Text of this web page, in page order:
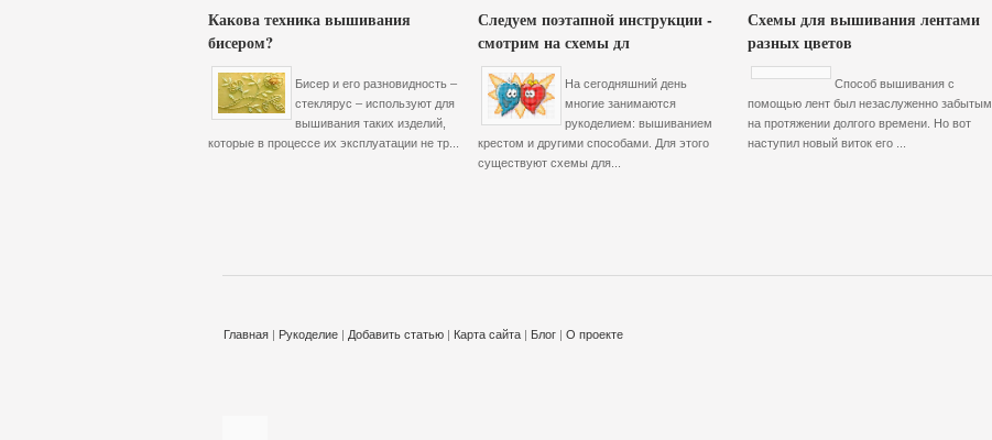
Какова техника вышивания
бисером?
Бисер и его разновидность –
стеклярус – используют для
вышивания таких изделий,
которые в процессе их эксплуатации не тр...
Следуем поэтапной инструкции -
смотрим на схемы дл
На сегодняшний день
многие занимаются
рукоделием: вышиванием
крестом и другими способами. Для этого
существуют схемы для...
Схемы для вышивания лентами
разных цветов
Способ вышивания с
помощью лент был незаслуженно забытым
на протяжении долгого времени. Но вот
наступил новый виток его ...
Главная | Рукоделие | Добавить статью | Карта сайта | Блог | О проекте